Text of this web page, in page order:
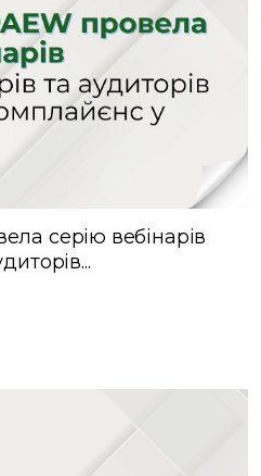
серію вебінарів